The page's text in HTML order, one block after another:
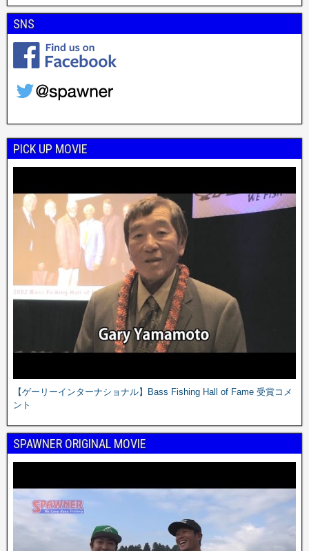
SNS
PICK UP MOVIE
【ゲーリーインターナショナル】Bass Fishing Hall of Fame 受賞コメ
ント
SPAWNER ORIGINAL MOVIE